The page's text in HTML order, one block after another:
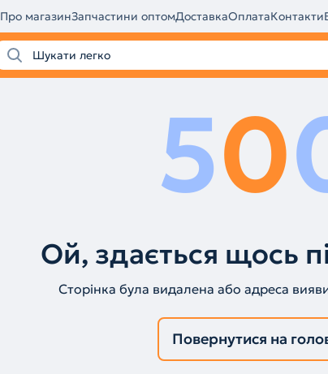
Про магазинЗапчастини оптомДоставкаОплатаКонтакти
50
Ой, здається щось
Сторінка була видалена або адреса
Повернутися на